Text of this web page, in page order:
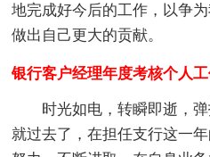
地完成好今后的工作，以争
做出自己更大的贡献。
银行客户经理年度考核个人
时光如电，转瞬即逝，
就过去了，在担任支行这一